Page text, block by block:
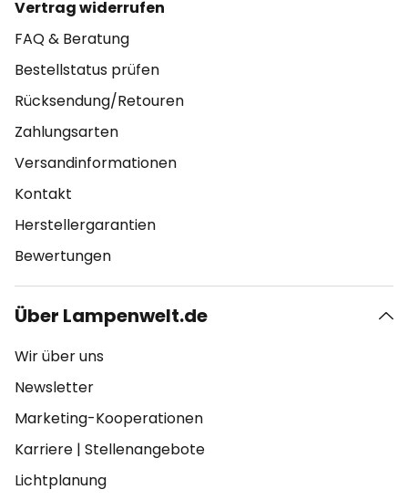
Vertrag widerrufen
FAQ & Beratung
Bestellstatus prüfen
Rücksendung/Retouren
Zahlungsarten
Versandinformationen
Kontakt
Herstellergarantien
Bewertungen
Über Lampenwelt.de
Wir über uns
Newsletter
Marketing-Kooperationen
Karriere | Stellenangebote
Lichtplanung